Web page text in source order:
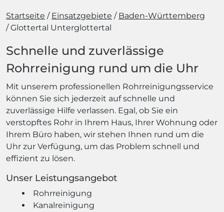
Startseite Einsatzgebiete
Baden-Württemberg
Glottertal Unterglottertal
Schnelle und zuverlässige
Rohrreinigung rund um die Uhr
Mit unserem professionellen Rohrreinigungsservice
können Sie sich jederzeit auf schnelle und
zuverlässige Hilfe verlassen. Egal, ob Sie ein
verstopftes Rohr in Ihrem Haus, Ihrer Wohnung oder
Ihrem Büro haben, wir stehen Ihnen rund um die
Uhr zur Verfügung, um das Problem schnell und
effizient zu lösen.
Unser Leistungsangebot
Rohrreinigung
Kanalreinigung